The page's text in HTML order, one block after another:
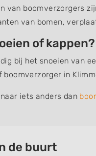
van boomverzorgers
van bomen,
of kappen?
bij het snoeien van
boomverzorger in
iets anders dan
de buurt